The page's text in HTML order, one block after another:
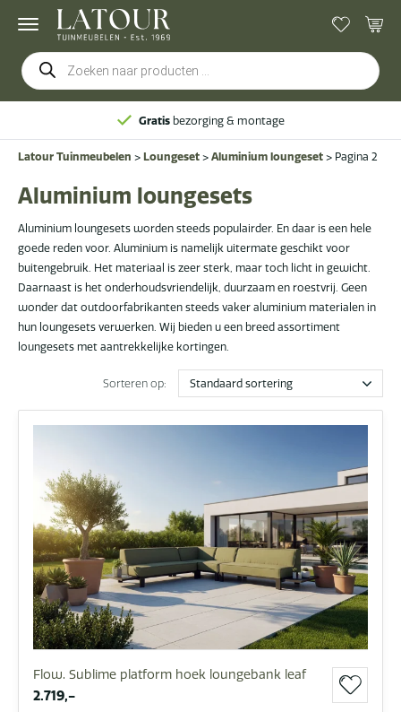
Producten
zoeken
Latour Tuinmeubelen > Loungeset > Aluminium loungeset > Pagina 2
Aluminium loungesets
Aluminium loungesets worden steeds populairder. En daar is een hele
goede reden voor. Aluminium is namelijk uitermate geschikt voor
buitengebruik. Het materiaal is zeer sterk, maar toch licht in gewicht.
Daarnaast is het onderhoudsvriendelijk, duurzaam en roestvrij. Geen
wonder dat outdoorfabrikanten steeds vaker aluminium materialen in
hun loungesets verwerken. Wij bieden u een breed assortiment
loungesets met aantrekkelijke kortingen.
Sorteren op:
Flow. Sublime platform hoek loungebank leaf
2.719,-